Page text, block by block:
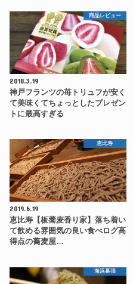
商品レビュー
2018.3.19
神戸フランツの苺トリュフが安く
て美味くてちょっとしたプレゼン
トに最高すぎる
恵比寿
2019.6.19
恵比寿【板蕎麦香り家】落ち着い
て飲める雰囲気の良い食べログ高
得点の蕎麦屋…
海浜幕張